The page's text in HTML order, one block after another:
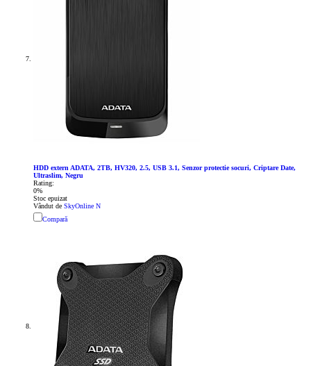
HDD extern ADATA, 2TB, HV320, 2.5, USB 3.1, Senzor protectie socuri, Criptare Date,
Ultraslim, Negru
Rating:
0%
Stoc epuizat
Vândut de SkyOnline N
Compară